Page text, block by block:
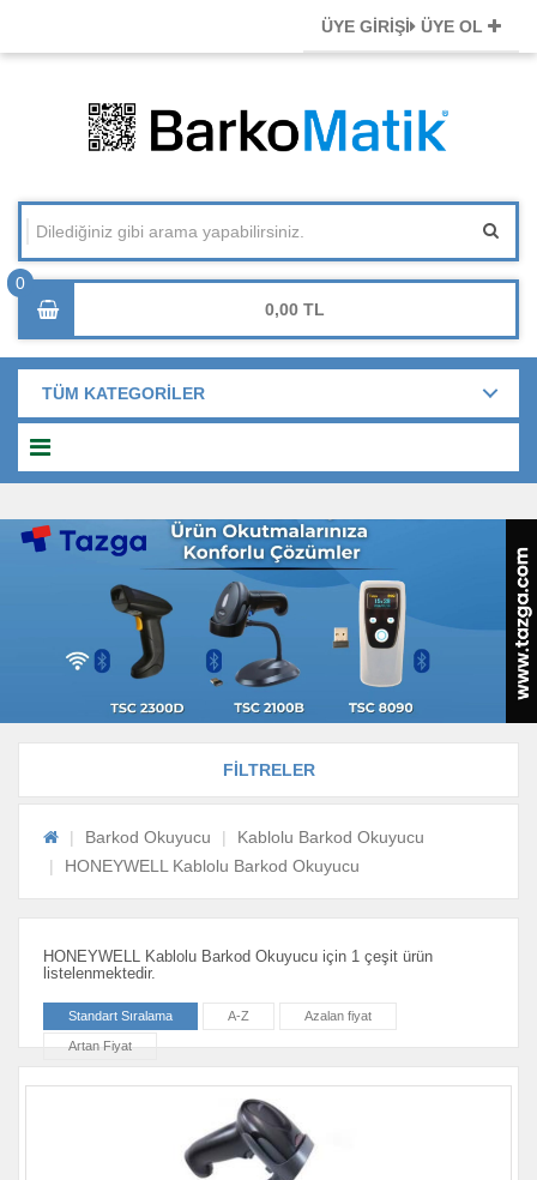
ÜYE GİRİŞİ ÜYE OL
0,00
TÜM KATEGORİLER
FİLTRELER
Barkod Okuyucu
Kablolu Barkod Okuyucu
HONEYWELL Kablolu Barkod Okuyucu
HONEYWELL Kablolu Barkod Okuyucu için 1 çeşit ürün
listelenmektedir.
Standart Sıralama A-Z Azalan fiyat
Artan Fiyat